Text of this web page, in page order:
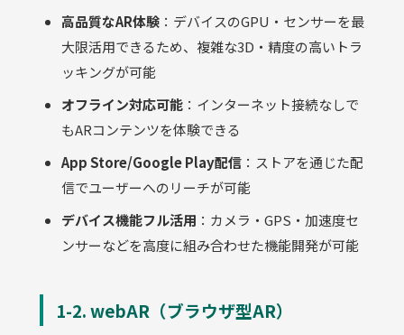
高品質なAR体験 ：デバイスのGPU・センサーを最
大限活用できるため、複雑な3D・精度の高いトラ
ッキングが可能
オフライン対応可能 ：インターネット接続なしで
もARコンテンツを体験できる
App Store/Google Play配信 ：ストアを通じた配
信でユーザーへのリーチが可能
デバイス機能フル活用 ：カメラ・GPS・加速度セ
ンサーなどを高度に組み合わせた機能開発が可能
1-2. webAR（ブラウザ型AR）